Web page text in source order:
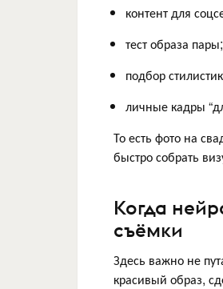
контент для
тест образа пары;
подбор
личные кадры
То есть фото на
быстро собрать
Когда
съёмки
Здесь важно не
красивый образ,